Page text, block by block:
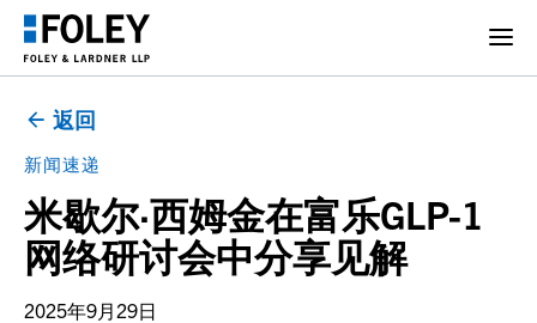
返回
新闻速递
米歇尔·西姆金在富乐GLP-1
网络研讨会中分享见解
2025年9月29日